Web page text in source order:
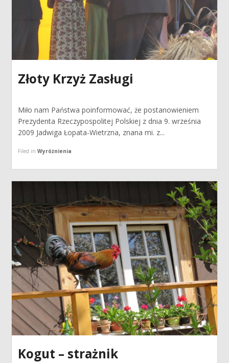
Złoty Krzyż Zasługi
Miło nam Państwa poinformować, że postanowieniem
Prezydenta Rzeczypospolitej Polskiej z dnia 9. września
2009 Jadwiga Łopata-Wietrzna, znana mi. z...
Filed inWyróżnienia
Kogut – strażnik